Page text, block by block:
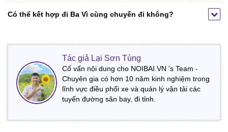
Có thể kết hợp đi Ba Vì cùng chuyến đi không?
Tác giả Lại Sơn Tùng
Cố vấn nội dung cho NOIBAI.VN 's Team -
Chuyên gia có hơn 10 năm kinh nghiệm trong
lĩnh vực điều phối xe và quản lý vận tải các
tuyến đường sân bay, đi tỉnh.